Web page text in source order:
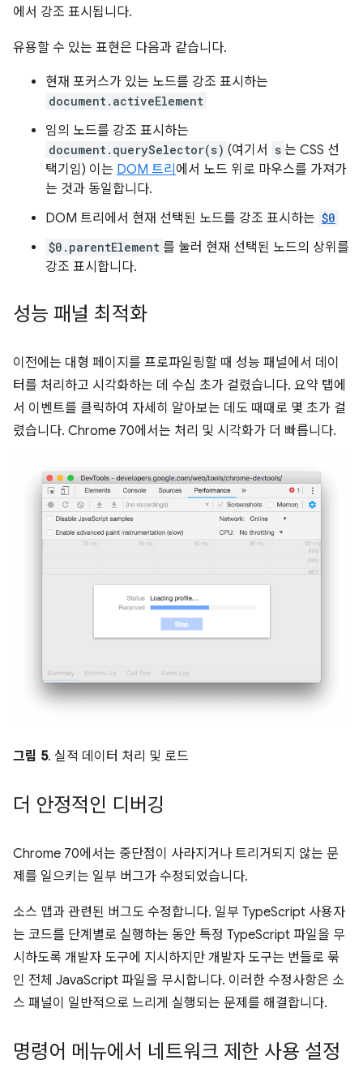
에서 강조 표시됩니다.
유용할 수 있는 표현은 다음과 같습니다.
현재 포커스가 있는 노드를 강조 표시하는
document.activeElement
임의 노드를 강조 표시하는
document.querySelector(s) (여기서 s 는 CSS 선
택기임) 이는 DOM 트리 에서 노드 위로 마우스를 가져가
는 것과 동일합니다.
DOM 트리에서 현재 선택된 노드를 강조 표시하는 $0
$0.parentElement 를 눌러 현재 선택된 노드의 상위를
강조 표시합니다.
성능 패널 최적화
이전에는 대형 페이지를 프로파일링할 때 성능 패널에서 데이
터를 처리하고 시각화하는 데 수십 초가 걸렸습니다. 요약 탭에
서 이벤트를 클릭하여 자세히 알아보는 데도 때때로 몇 초가 걸
렸습니다. Chrome 70에서는 처리 및 시각화가 더 빠릅니다.
그림 5. 실적 데이터 처리 및 로드
더 안정적인 디버깅
Chrome 70에서는 중단점이 사라지거나 트리거되지 않는 문
제를 일으키는 일부 버그가 수정되었습니다.
소스 맵과 관련된 버그도 수정합니다. 일부 TypeScript 사용자
는 코드를 단계별로 실행하는 동안 특정 TypeScript 파일을 무
시하도록 개발자 도구에 지시하지만 개발자 도구는 번들로 묶
인 전체 JavaScript 파일을 무시합니다. 이러한 수정사항은 소
스 패널이 일반적으로 느리게 실행되는 문제를 해결합니다.
명령어 메뉴에서 네트워크 제한 사용 설정